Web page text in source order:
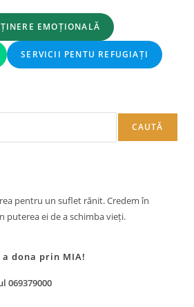
EMOȚIONALĂ
SERVICII PENTU REFUGIAȚI
CAUTĂ
pentru un suflet rănit. Credem în
puterea ei de a schimba vieți.
a dona prin MIA!
069379000